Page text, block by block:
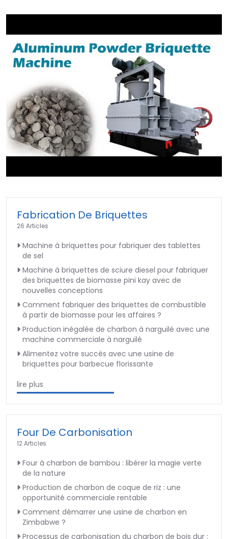
Fabrication De Briquettes
26 Articles
Machine à briquettes pour fabriquer des tablettes
de sel
Machine à briquettes de sciure diesel pour fabriquer
des briquettes de biomasse pini kay avec de
nouvelles conceptions
Comment fabriquer des briquettes de combustible
à partir de biomasse pour les affaires ?
Production inégalée de charbon à narguilé avec une
machine commerciale à narguilé
Alimentez votre succès avec une usine de
briquettes pour barbecue florissante
lire plus
Four De Carbonisation
12 Articles
Four à charbon de bambou : libérer la magie verte
de la nature
Production de charbon de coque de riz : une
opportunité commerciale rentable
Comment démarrer une usine de charbon en
Zimbabwe ?
Processus de carbonisation du charbon de bois dur :